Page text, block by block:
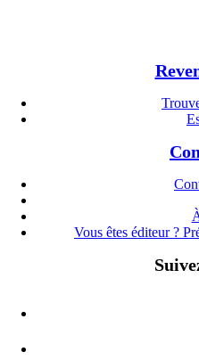
Vous êtes éditeur ?